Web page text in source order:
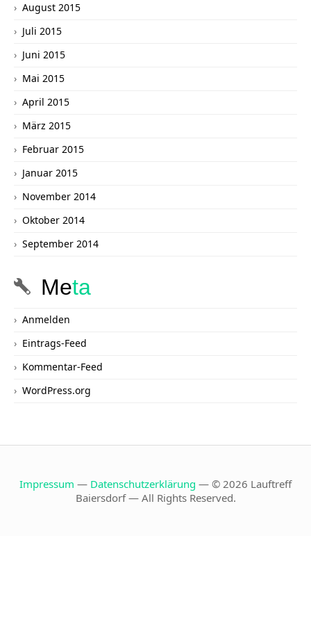
August 2015
Juli 2015
Juni 2015
Mai 2015
April 2015
März 2015
Februar 2015
Januar 2015
November 2014
Oktober 2014
September 2014
Meta
Anmelden
Eintrags-Feed
Kommentar-Feed
WordPress.org
Impressum — Datenschutzerklärung — © 2026 Lauftreff
Baiersdorf — All Rights Reserved.